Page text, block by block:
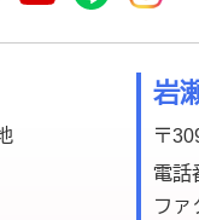
岩
〒
電話
ファ